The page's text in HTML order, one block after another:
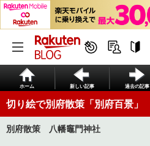
ホーム 新しい記事 過去の記事
切り絵で別府散策「別府百景」
別府散策 八幡竈門神社